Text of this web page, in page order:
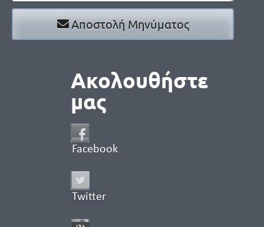
Αποστολή Μηνύματος
Ακολουθήστε
μας
Facebook
Twitter